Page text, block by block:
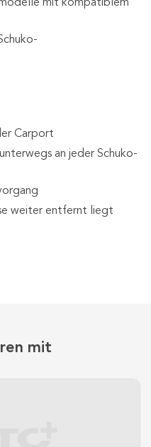
mit kompatiblem
Carport
an jeder Schuko-
weiter entfernt liegt
mit